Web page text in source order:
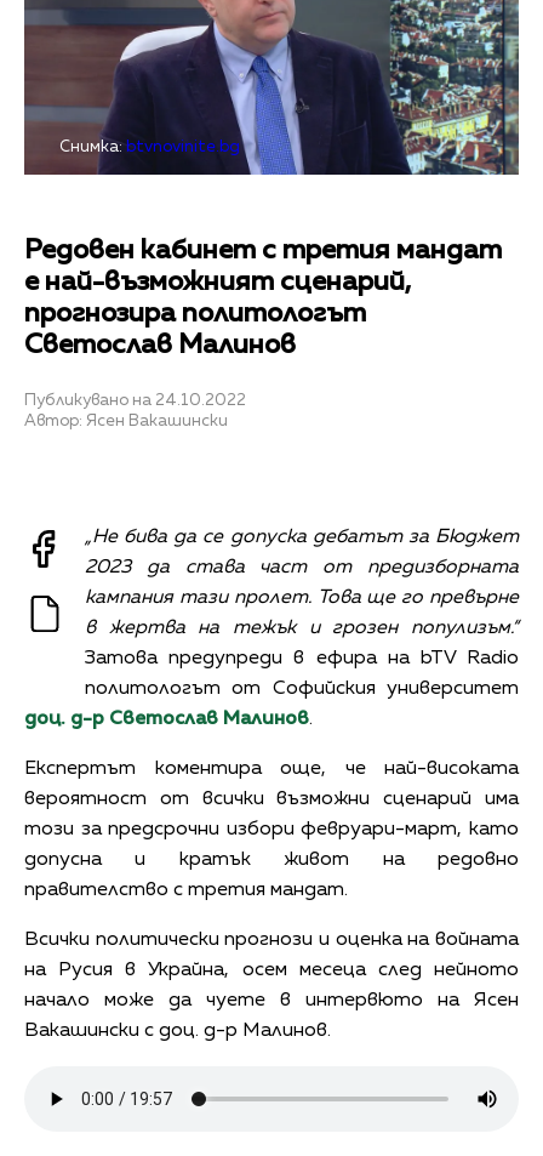
Снимка: btvnovinite.bg
Редовен кабинет с третия мандат
е най-възможният сценарий,
прогнозира политологът
Светослав Малинов
Публикувано на 24.10.2022
Автор: Ясен Вакашински
„Не бива да се допуска дебатът за Бюджет
2023 да става част от предизборната
кампания тази пролет. Това ще го превърне
в жертва на тежък и грозен популизъм.“
Затова предупреди в ефира на bTV Radio
политологът от Софийския университет
доц. д-р Светослав Малинов.
Експертът коментира още, че най-високата
вероятност от всички възможни сценарий има
този за предсрочни избори февруари-март, като
допусна и кратък живот на редовно
правителство с третия мандат.
Всички политически прогнози и оценка на войната
на Русия в Украйна, осем месеца след нейното
начало може да чуете в интервюто на Ясен
Вакашински с доц. д-р Малинов.